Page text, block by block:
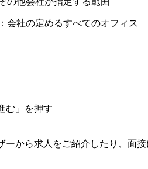
会社の定めるすべてのオフィス
む」を押す
から求人をご紹介したり、面接